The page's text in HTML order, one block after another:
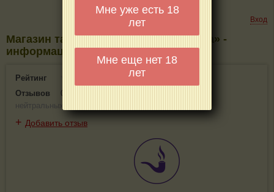
Мне уже есть 18
лет
Мне еще нет 18
лет
Вход
Магазин табачной продукции «Тройка» -
информация и отзывы. Новоалтайск
Рейтинг
0(0)
Отзывов
0
нейтральных
+ Добавить отзыв